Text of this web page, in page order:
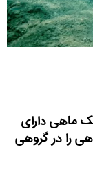
ماهی دارای
را در گروهی